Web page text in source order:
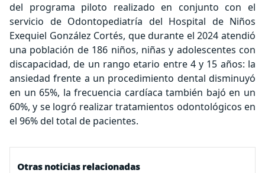
del programa piloto realizado en conjunto con el
servicio de Odontopediatría del Hospital de Niños
Exequiel González Cortés, que durante el 2024 atendió
una población de 186 niños, niñas y adolescentes con
discapacidad, de un rango etario entre 4 y 15 años: la
ansiedad frente a un procedimiento dental disminuyó
en un 65%, la frecuencia cardíaca también bajó en un
60%, y se logró realizar tratamientos odontológicos en
el 96% del total de pacientes.
Otras noticias relacionadas